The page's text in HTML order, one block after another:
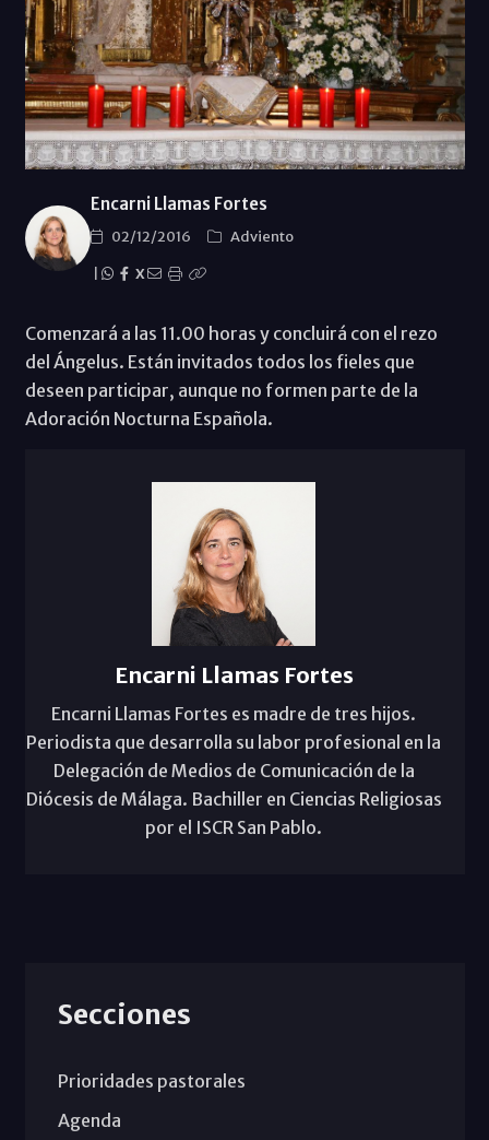
Encarni Llamas Fortes
02/12/2016
Adviento
X
Comenzará a las 11.00 horas y concluirá con el rezo
del Ángelus. Están invitados todos los fieles que
deseen participar, aunque no formen parte de la
Adoración Nocturna Española.
Encarni Llamas Fortes
Encarni Llamas Fortes es madre de tres hijos.
Periodista que desarrolla su labor profesional en la
Delegación de Medios de Comunicación de la
Diócesis de Málaga. Bachiller en Ciencias Religiosas
por el ISCR San Pablo.
Secciones
Prioridades pastorales
Agenda